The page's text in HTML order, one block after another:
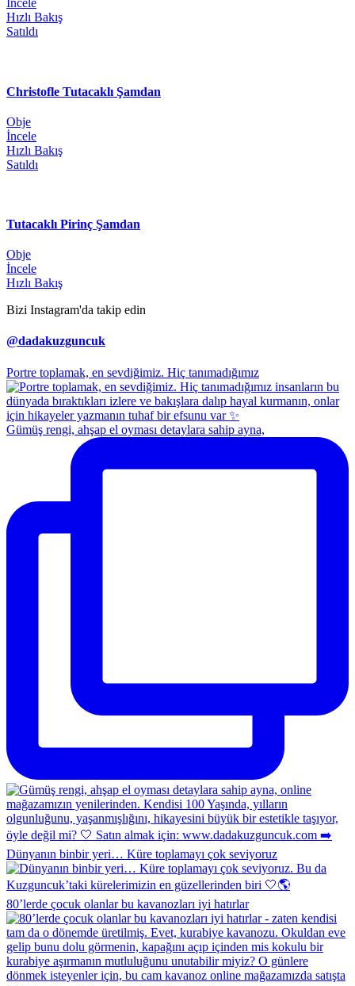
İncele
Hızlı Bakış
Satıldı
Christofle Tutacaklı Şamdan
Obje
İncele
Hızlı Bakış
Satıldı
Tutacaklı Pirinç Şamdan
Obje
İncele
Hızlı Bakış
Bizi Instagram'da takip edin
@dadakuzguncuk
Portre toplamak, en sevdiğimiz. Hiç tanımadığımız
Gümüş rengi, ahşap el oyması detaylara sahip ayna,
Dünyanın binbir yeri… Küre toplamayı çok seviyoruz
80’lerde çocuk olanlar bu kavanozları iyi hatırlar